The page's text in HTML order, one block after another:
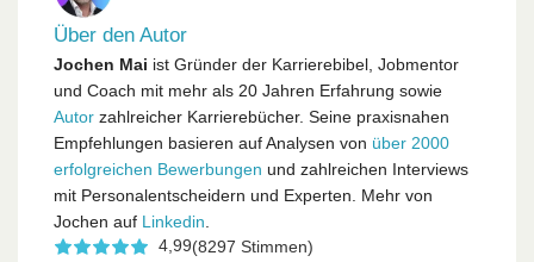
Über den Autor
Jochen Mai ist Gründer der Karrierebibel, Jobmentor
und Coach mit mehr als 20 Jahren Erfahrung sowie
Autor zahlreicher Karrierebücher. Seine praxisnahen
Empfehlungen basieren auf Analysen von über 2000
erfolgreichen Bewerbungen und zahlreichen Interviews
mit Personalentscheidern und Experten. Mehr von
Jochen auf Linkedin
4,99(8297 Stimmen)